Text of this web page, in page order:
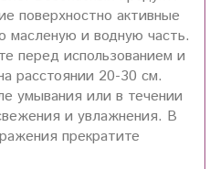
поверхностно активные
и водную часть.
перед использованием и
расстоянии 20-30 см.
умывания или в течении
и увлажнения. В
прекратите